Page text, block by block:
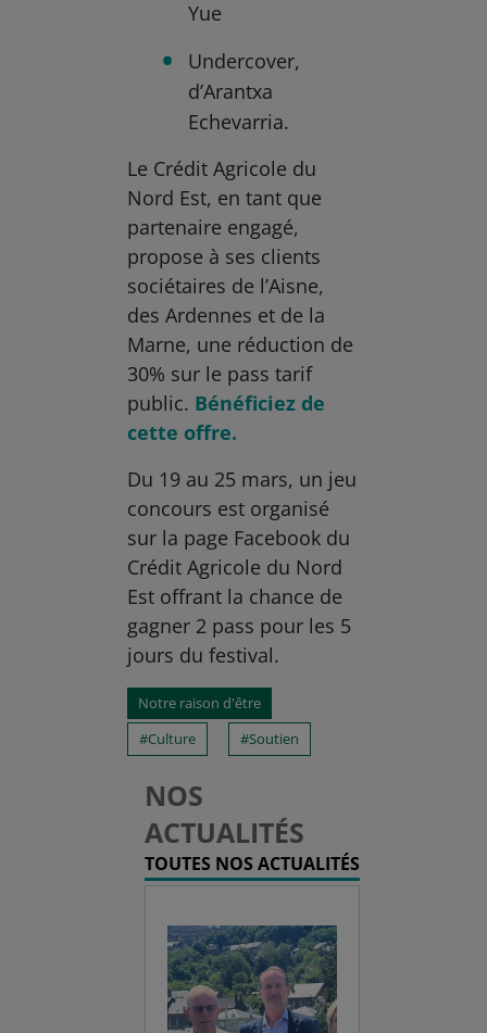
Yue
Undercover,
d’Arantxa
Echevarria.
Le Crédit Agricole du
Nord Est, en tant que
partenaire engagé,
propose à ses clients
sociétaires de l’Aisne,
des Ardennes et de la
Marne, une réduction de
30% sur le pass tarif
public. Bénéficiez de
cette offre.
Du 19 au 25 mars, un jeu
concours est organisé
sur la page Facebook du
Crédit Agricole du Nord
Est offrant la chance de
gagner 2 pass pour les 5
jours du festival.
Notre raison d'être
Culture
Soutien
NOS
ACTUALITÉS
TOUTES NOS ACTUALITÉS